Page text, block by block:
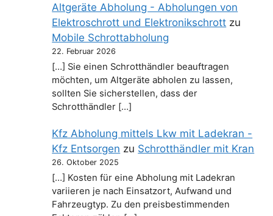
Altgeräte Abholung - Abholungen von
Elektroschrott und Elektronikschrott zu
Mobile Schrottabholung
22. Februar 2026
[…] Sie einen Schrotthändler beauftragen
möchten, um Altgeräte abholen zu lassen,
sollten Sie sicherstellen, dass der
Schrotthändler […]
Kfz Abholung mittels Lkw mit Ladekran -
Kfz Entsorgen zu Schrotthändler mit Kran
26. Oktober 2025
[…] Kosten für eine Abholung mit Ladekran
variieren je nach Einsatzort, Aufwand und
Fahrzeugtyp. Zu den preisbestimmenden